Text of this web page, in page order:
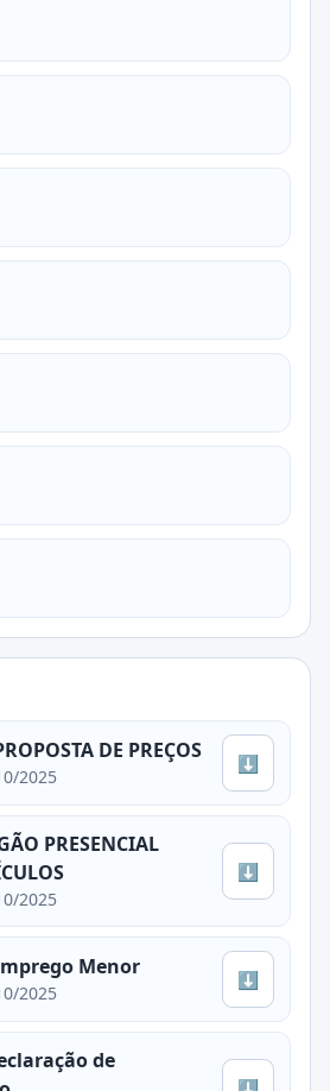
DE PREÇOS
2025
⬇
PRESENCIAL
2025
⬇
Menor
2025
⬇
de